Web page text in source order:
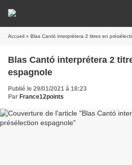
Accueil » Blas Cantó interprétera 2 titres en
Blas Cantó interprétera 2
espagnole
Publié le 29/01/2021 à 18:23
Par France12points